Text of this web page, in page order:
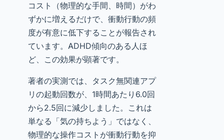
コスト（物理的な手間、時間）がわ
ずかに増えるだけで、衝動行動の頻
度が有意に低下することが報告され
ています。ADHD傾向のある人ほ
ど、この効果が顕著です。
著者の実測では、タスク無関連アプ
リの起動回数が、1時間あたり6.0回
から2.5回に減少しました。これは
単なる「気の持ちよう」ではなく、
物理的な操作コストが衝動行動を抑